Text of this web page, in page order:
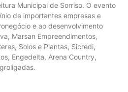
Municipal de Sorriso. O evento
de importantes empresas e
e ao desenvolvimento
Marsan Empreendimentos,
Solos e Plantas, Sicredi,
Engedelta, Arena Country,